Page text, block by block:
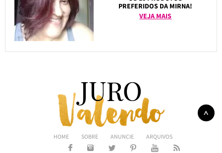
PREFERIDOS DA MIRNA!
VEJA MAIS
HOME SOBRE ANUNCIE ARQUIVOS